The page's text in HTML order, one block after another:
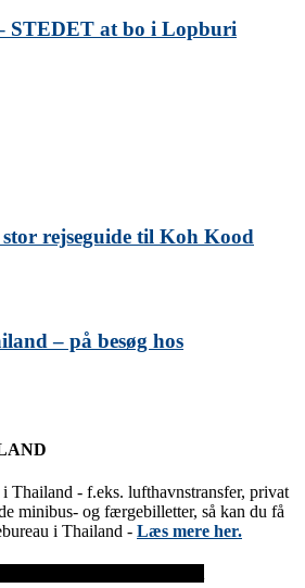
STEDET at bo i Lopburi
rejseguide til Koh Kood
– på besøg hos
Thailand - f.eks. lufthavnstransfer, privat
minibus- og færgebilletter, så kan du få
i Thailand - Læs mere her.